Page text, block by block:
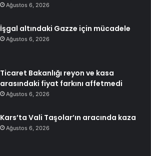
Ağustos 6, 2026
İşgal altındaki Gazze için mücadele
Ağustos 6, 2026
Ticaret Bakanlığı reyon ve kasa
arasındaki fiyat farkını affetmedi
Ağustos 6, 2026
Kars’ta Vali Taşolar’ın aracında kaza
Ağustos 6, 2026